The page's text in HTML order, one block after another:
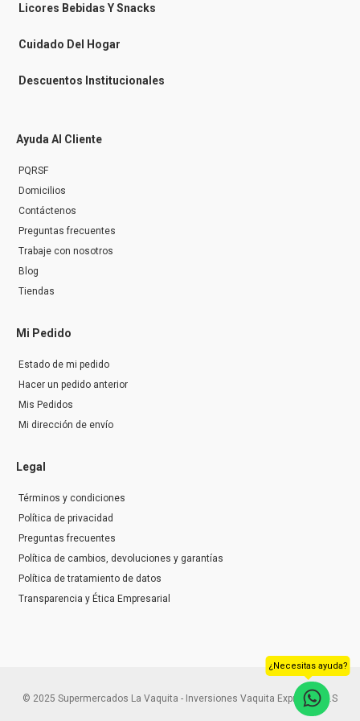
n
g
r
Licores Bebidas Y Snacks
Cuidado Del Hogar
Descuentos Institucionales
Ayuda Al Cliente
PQRSF
Domicilios
Contáctenos
Preguntas frecuentes
Trabaje con nosotros
Blog
Tiendas
Mi Pedido
Estado de mi pedido
Hacer un pedido anterior
Mis Pedidos
Mi dirección de envío
Legal
Términos y condiciones
Política de privacidad
Preguntas frecuentes
Política de cambios, devoluciones y garantías
Política de tratamiento de datos
Transparencia y Ética Empresarial
© 2025 Supermercados La Vaquita - Inversiones Vaquita Express S.A.S
¿Necesitas ayuda?